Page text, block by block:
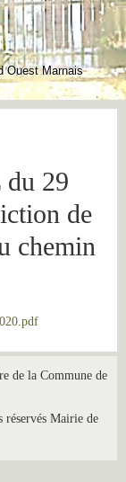
Ouest Marnais
29
de
chemin
de la Commune de
Mairie de